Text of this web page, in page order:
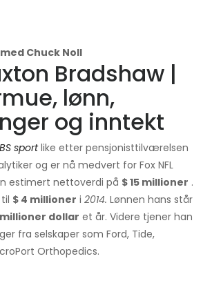
Chuck Noll
Bradshaw |
lønn,
og inntekt
sport like etter pensjonisttilværelsen
og er nå medvert for Fox NFL
estimert nettoverdi på $ 15 millioner .
$ 4 millioner i 2014. Lønnen hans står
dollar et år. Videre tjener han
fra selskaper som Ford, Tide,
Orthopedics.